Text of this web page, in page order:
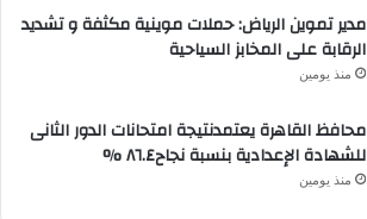
مدير تموين الرياض: حملات موينية مكثفة و تشديد
الرقابة على المخابز السياحية
منذ يومين
محافظ القاهرة يعتمدنتيجة امتحانات الدور الثانى
للشهادة الإعدادية بنسبة نجاح٨٦.٤ %
منذ يومين